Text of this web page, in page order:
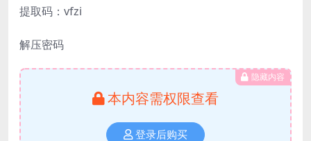
提取码：vfzi
解压密码
隐藏内容
本内容需权限查看
登录后购买